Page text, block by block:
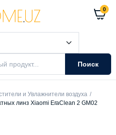
0
Поиск
и Увлажнители воздуха
линз Xiaomi EraClean 2 GM02